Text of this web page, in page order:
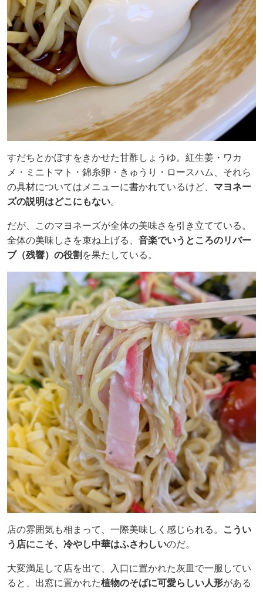
すだちとかぼすをきかせた甘酢しょうゆ。紅生姜・ワカ
メ・ミニトマト・錦糸卵・きゅうり・ロースハム、それら
の具材についてはメニューに書かれているけど、 マヨネー
ズの説明はどこにもない。
だが、このマヨネーズが全体の美味さを引き立てている。
全体の美味しさを束ね上げる、 音楽でいうところのリバー
ブ（残響）の役割 を果たしている。
店の雰囲気も相まって、一際美味しく感じられる。
こうい
う店にこそ、冷やし中華はふさわしいのだ。
大変満足して店を出て、入口に置かれた灰皿で一服してい
ると、出窓に置かれた植物のそばに可愛らしい人形がある